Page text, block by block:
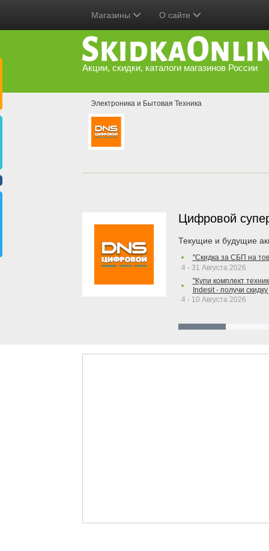
Магазины О сайте
Акции, скидки, каталоги магазинов России
Электроника и Бытовая Техника
Цифровой
Текущие и будущие
"Скидка за СБП на
4 - 31 Августа 2026
"Купи комплект
Indesit - получи
4 - 10 Августа 2026